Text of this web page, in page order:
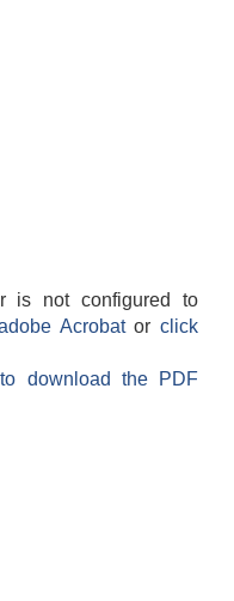
is not configured to
Acrobatorclick
download the PDF